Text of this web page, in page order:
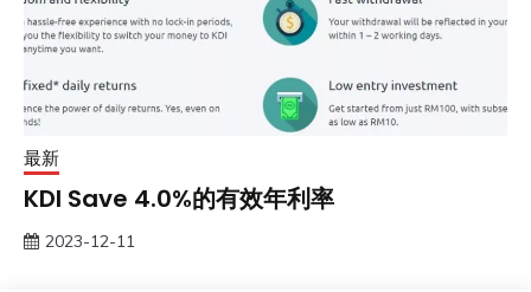
最新
KDI Save 4.0%的有效年利率
2023-12-11